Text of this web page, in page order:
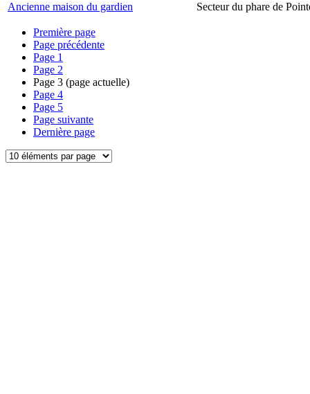
Ancienne maison du gardien
Secteur du phare de
Première page
Page précédente
Page 1
Page 2
Page 3 (page actuelle)
Page 4
Page 5
Page suivante
Dernière page